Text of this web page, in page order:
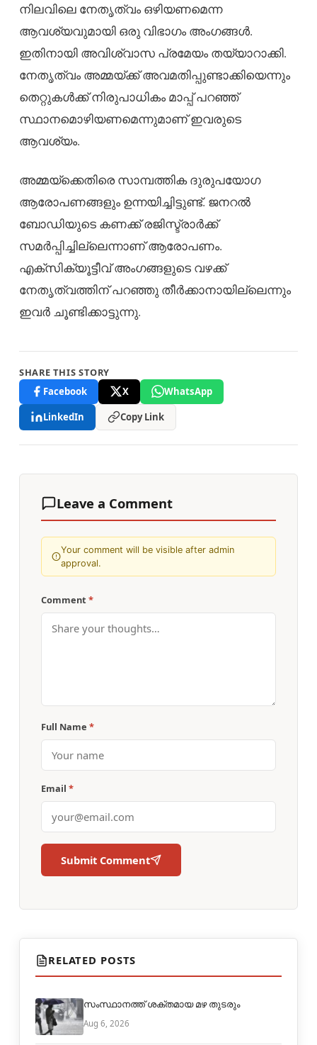
നിലവിലെ നേതൃത്വം ഒഴിയണമെന്ന
ആവശ്യവുമായി ഒരു വിഭാഗം അംഗങ്ങള്‍.
ഇതിനായി അവിശ്വാസ പ്രമേയം തയ്യാറാക്കി.
നേതൃത്വം അമ്മയ്ക്ക് അവമതിപ്പുണ്ടാക്കിയെന്നും
തെറ്റുകള്‍ക്ക് നിരുപാധികം മാപ്പ് പറഞ്ഞ്
സ്ഥാനമൊഴിയണമെന്നുമാണ് ഇവരുടെ
ആവശ്യം.
അമ്മയ്‌ക്കെതിരെ സാമ്പത്തിക ദുരുപയോഗ
ആരോപണങ്ങളും ഉന്നയിച്ചിട്ടുണ്ട്. ജനറല്‍
ബോഡിയുടെ കണക്ക് രജിസ്ട്രാര്‍ക്ക്
സമര്‍പ്പിച്ചില്ലെന്നാണ് ആരോപണം.
എക്‌സിക്യൂട്ടീവ് അംഗങ്ങളുടെ വഴക്ക്
നേതൃത്വത്തിന് പറഞ്ഞു തീര്‍ക്കാനായില്ലെന്നും
ഇവര്‍ ചൂണ്ടിക്കാട്ടുന്നു.
SHARE THIS STORY
Facebook
X
WhatsApp
LinkedIn
Copy Link
Leave a Comment
Your comment will be visible after admin
approval.
Comment *
Full Name *
Email *
Submit Comment
RELATED POSTS
സംസ്ഥാനത്ത് ശക്തമായ മഴ തുടരും
Aug 6, 2026